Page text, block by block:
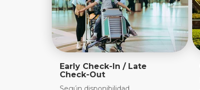
Early Check-In / Late
Check-Out